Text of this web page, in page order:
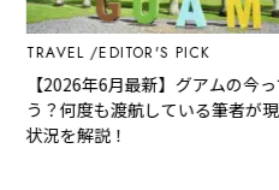
TRAVEL EDITOR'S PICK
【2026年6月最新】グアムの今ってど
う？何度も渡航している筆者が現地の
状況を解説！